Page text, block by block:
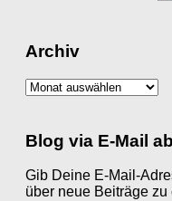
Archiv
Archiv
Blog via E-Mail
Gib Deine E-Mail-
über neue Beiträge zu